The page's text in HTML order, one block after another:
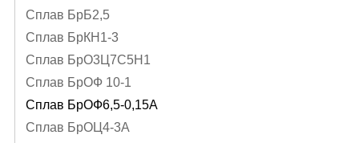
Сплав БрБ2,5
Сплав БрКН1-3
Сплав БрО3Ц7С5Н1
Сплав БрОФ 10-1
Сплав БрОФ6,5-0,15А
Сплав БрОЦ4-3А